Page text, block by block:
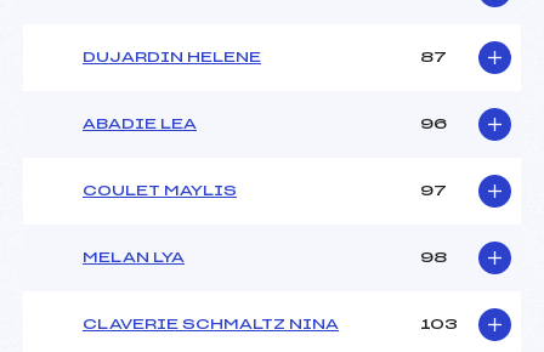
DUJARDIN HELENE 87
ABADIE LEA 96
COULET MAYLIS 97
MELAN LYA 98
CLAVERIE SCHMALTZ NINA 103